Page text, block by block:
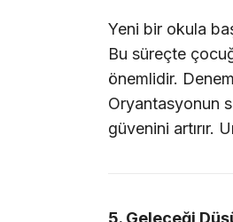
Yeni bir okula
Bu süreçte
önemlidir.
Oryantasyonun
güvenini artırır.
5. Geleceği